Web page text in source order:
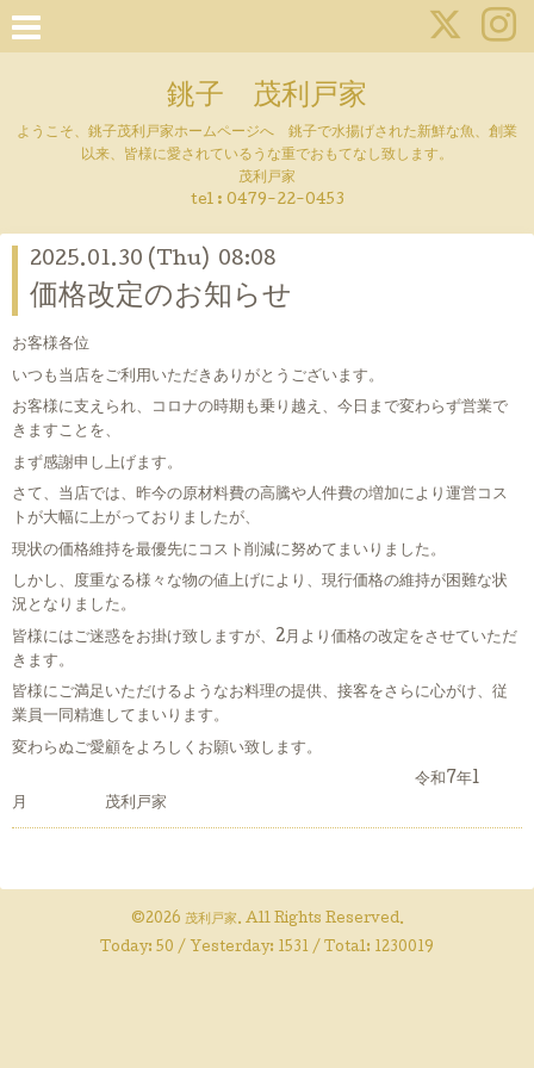
銚子 茂利戸家
ようこそ、銚子茂利戸家ホームページへ 銚子で水揚げされた新鮮な魚、創業
以来、皆様に愛されているうな重でおもてなし致します。
茂利戸家
tel : 0479-22-0453
2025.01.30 (Thu) 08:08
価格改定のお知らせ
お客様各位
いつも当店をご利用いただきありがとうございます。
お客様に支えられ、コロナの時期も乗り越え、今日まで変わらず営業で
きますことを、
まず感謝申し上げます。
さて、当店では、昨今の原材料費の高騰や人件費の増加により運営コス
トが大幅に上がっておりましたが、
現状の価格維持を最優先にコスト削減に努めてまいりました。
しかし、度重なる様々な物の値上げにより、現行価格の維持が困難な状
況となりました。
皆様にはご迷惑をお掛け致しますが、2月より価格の改定をさせていただ
きます。
皆様にご満足いただけるようなお料理の提供、接客をさらに心がけ、従
業員一同精進してまいります。
変わらぬご愛顧をよろしくお願い致します。
令和7年1
月 茂利戸家
©2026 茂利戸家. All Rights Reserved.
Today: 50 / Yesterday: 1531 / Total: 1230019